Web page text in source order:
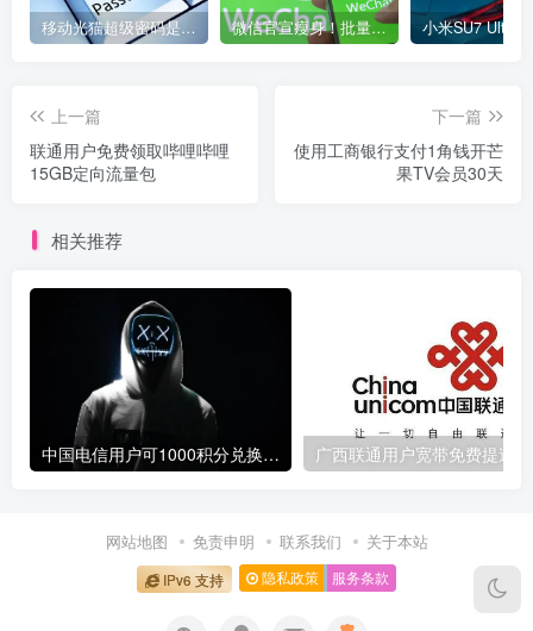
移动光猫超级密码是多少？移动光猫超级管理员后台账号与密码 微信官宣瘦身！批量清理原图新功能来了 安卓、iOS均可使用
上一篇
联通用户免费领取哔哩哔哩
15GB定向流量包
下一篇
使用工商银行支付1角钱开芒
果TV会员30天
相关推荐
中国电信用户可1000积分兑换10元话费
网站地图 免责申明 联系我们 关于本站
IPv6 支持 隐私政策 服务条款